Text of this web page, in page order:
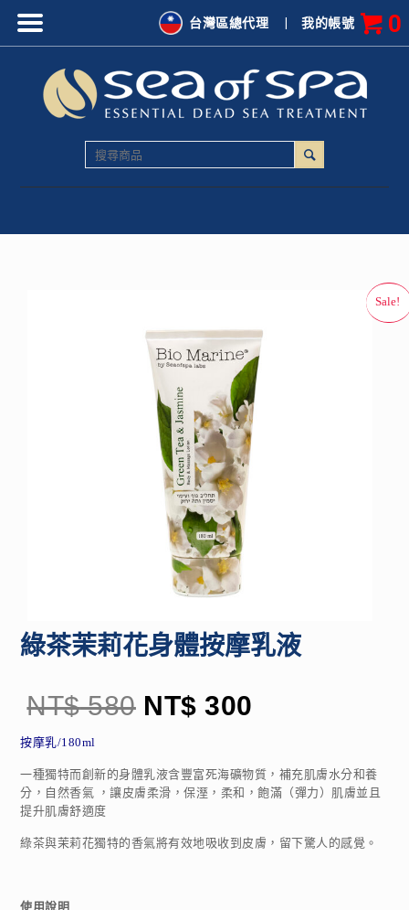
綠茶茉莉花身體按摩乳液
NT$580 NT$ 300
按摩乳/180ml
一種獨特而創新的身體乳液含豐富死海礦物質，補充肌膚水分和養
分，自然香氣 ，讓皮膚柔滑，保溼，柔和，飽滿（彈力）肌膚並且
提升肌膚舒適度
綠茶與茉莉花獨特的香氣將有效地吸收到皮膚，留下驚人的感覺。
使用說明
|我的帳號 0
台灣區總代理